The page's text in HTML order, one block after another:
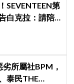
SEVENTEEN第
白克拉：請陪
所屬社BPM，
泰民THE